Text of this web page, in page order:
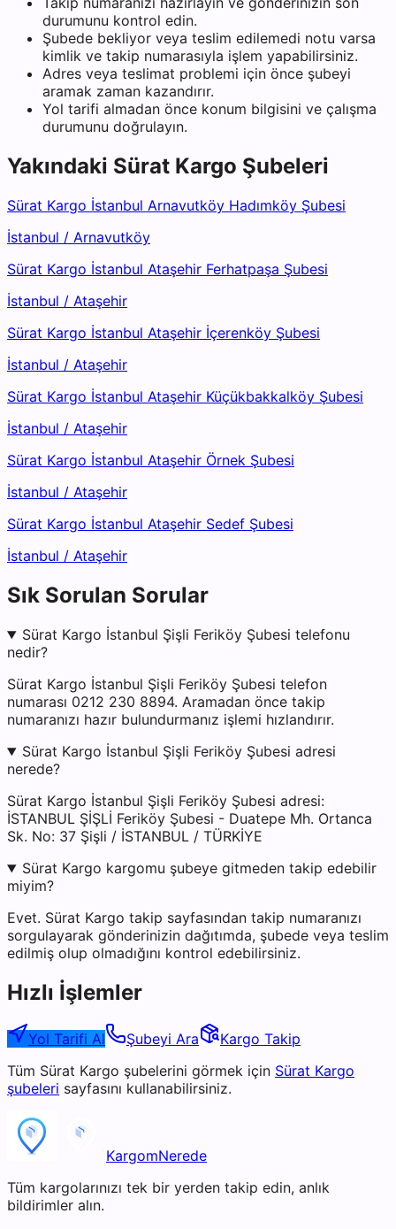
durumunu kontrol edin.
Şubede bekliyor veya teslim edilemedi notu varsa
kimlik ve takip numarasıyla işlem yapabilirsiniz.
Adres veya teslimat problemi için önce şubeyi
aramak zaman kazandırır.
Yol tarifi almadan önce konum bilgisini ve çalışma
durumunu doğrulayın.
Yakındaki Sürat Kargo Şubeleri
Sürat Kargo İstanbul Arnavutköy Hadımköy Şubesi
İstanbul / Arnavutköy
Sürat Kargo İstanbul Ataşehir Ferhatpaşa Şubesi
İstanbul / Ataşehir
Sürat Kargo İstanbul Ataşehir İçerenköy Şubesi
İstanbul / Ataşehir
Sürat Kargo İstanbul Ataşehir Küçükbakkalköy Şubesi
İstanbul / Ataşehir
Sürat Kargo İstanbul Ataşehir Örnek Şubesi
İstanbul / Ataşehir
Sürat Kargo İstanbul Ataşehir Sedef Şubesi
İstanbul / Ataşehir
Sık Sorulan Sorular
Sürat Kargo İstanbul Şişli Feriköy Şubesi telefonu
nedir?
Sürat Kargo İstanbul Şişli Feriköy Şubesi telefon
numarası 0212 230 8894. Aramadan önce takip
numaranızı hazır bulundurmanız işlemi hızlandırır.
Sürat Kargo İstanbul Şişli Feriköy Şubesi adresi
nerede?
Sürat Kargo İstanbul Şişli Feriköy Şubesi adresi:
İSTANBUL ŞİŞLİ Feriköy Şubesi - Duatepe Mh. Ortanca
Sk. No: 37 Şişli / İSTANBUL / TÜRKİYE
Sürat Kargo kargomu şubeye gitmeden takip edebilir
miyim?
Evet. Sürat Kargo takip sayfasından takip numaranızı
sorgulayarak gönderinizin dağıtımda, şubede veya teslim
edilmiş olup olmadığını kontrol edebilirsiniz.
Hızlı İşlemler
Yol Tarifi Al Şubeyi Ara
Kargo Takip
Tüm Sürat Kargo şubelerini görmek için Sürat Kargo
şubeleri sayfasını kullanabilirsiniz.
KargomNerede
Tüm kargolarınızı tek bir yerden takip edin, anlık
bildirimler alın.